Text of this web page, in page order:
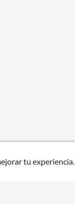
tu experiencia.